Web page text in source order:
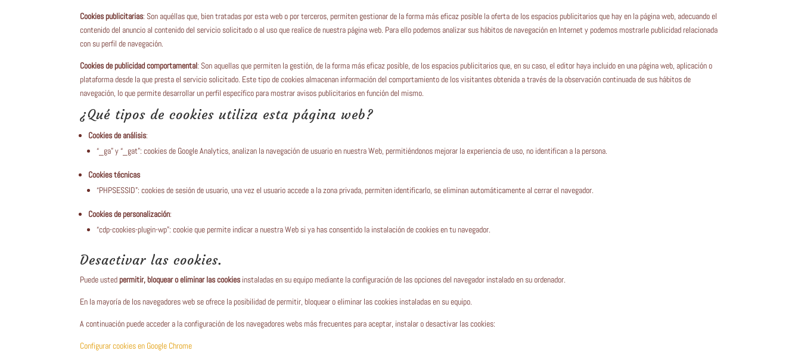
Cookies publicitarias: Son aquéllas que, bien tratadas por esta web o por terceros, permiten gestionar de la forma más eficaz posible la oferta de los espacios publicitarios que hay en la página web, adecuando el
contenido del anuncio al contenido del servicio solicitado o al uso que realice de nuestra página web. Para ello podemos analizar sus hábitos de navegación en Internet y podemos mostrarle publicidad relacionada
con su perfil de navegación.
Cookies de publicidad comportamental: Son aquellas que permiten la gestión, de la forma más eficaz posible, de los espacios publicitarios que, en su caso, el editor haya incluido en una página web, aplicación o
plataforma desde la que presta el servicio solicitado. Este tipo de cookies almacenan información del comportamiento de los visitantes obtenida a través de la observación continuada de sus hábitos de
navegación, lo que permite desarrollar un perfil específico para mostrar avisos publicitarios en función del mismo.
¿Qué tipos de cookies utiliza esta página web?
Cookies de análisis:
“_ga” y “_gat”: cookies de Google Analytics, analizan la navegación de usuario en nuestra Web, permitiéndonos mejorar la experiencia de uso, no identifican a la persona.
Cookies técnicas
“PHPSESSID”: cookies de sesión de usuario, una vez el usuario accede a la zona privada, permiten identificarlo, se eliminan automáticamente al cerrar el navegador.
Cookies de personalización:
“cdp-cookies-plugin-wp”: cookie que permite indicar a nuestra Web si ya has consentido la instalación de cookies en tu navegador.
Desactivar las cookies.
Puede ustedpermitir, bloquear o eliminar las cookiesinstaladas en su equipo mediante la configuración de las opciones del navegador instalado en su ordenador.
En la mayoría de los navegadores web se ofrece la posibilidad de permitir, bloquear o eliminar las cookies instaladas en su equipo.
A continuación puede acceder a la configuración de los navegadores webs más frecuentes para aceptar, instalar o desactivar las cookies:
Configurar cookies en Google Chrome